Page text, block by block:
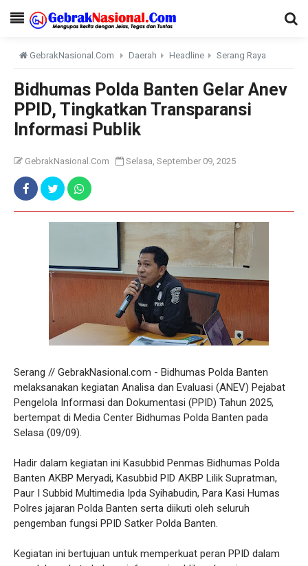
GebrakNasional.Com Daerah Headline Serang Raya
Bidhumas Polda Banten Gelar Anev
PPID, Tingkatkan Transparansi
Informasi Publik
GebrakNasional.Com Selasa, September 09, 2025
Serang // GebrakNasional.com - Bidhumas Polda Banten
melaksanakan kegiatan Analisa dan Evaluasi (ANEV) Pejabat
Pengelola Informasi dan Dokumentasi (PPID) Tahun 2025,
bertempat di Media Center Bidhumas Polda Banten pada
Selasa (09/09).
Hadir dalam kegiatan ini Kasubbid Penmas Bidhumas Polda
Banten AKBP Meryadi, Kasubbid PID AKBP Lilik Supratman,
Paur I Subbid Multimedia Ipda Syihabudin, Para Kasi Humas
Polres jajaran Polda Banten serta diikuti oleh seluruh
pengemban fungsi PPID Satker Polda Banten.
Kegiatan ini bertujuan untuk memperkuat peran PPID dalam